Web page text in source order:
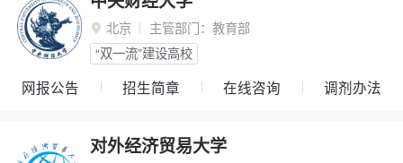
 北京 主管部门： 教育部
“双一流”建设高校
网报公告 招生简章 在线咨询 调剂办法
对外经济贸易大学